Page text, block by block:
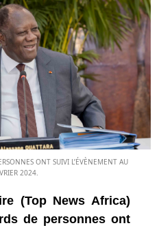
ONT SUIVI L’ÉVÈNEMENT AU
2024.
(Top News Africa)
de personnes ont